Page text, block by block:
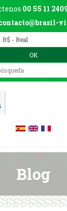
00 55 11
Blog